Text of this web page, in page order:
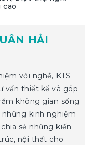
cao
HẢI
với nghề, KTS
vấn thiết kế và góp
không gian sống
những kinh nghiệm
sẻ những kiến
nội thất cho